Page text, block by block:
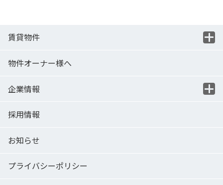
賃貸物件
物件オーナー様へ
企業情報
採用情報
お知らせ
プライバシーポリシー